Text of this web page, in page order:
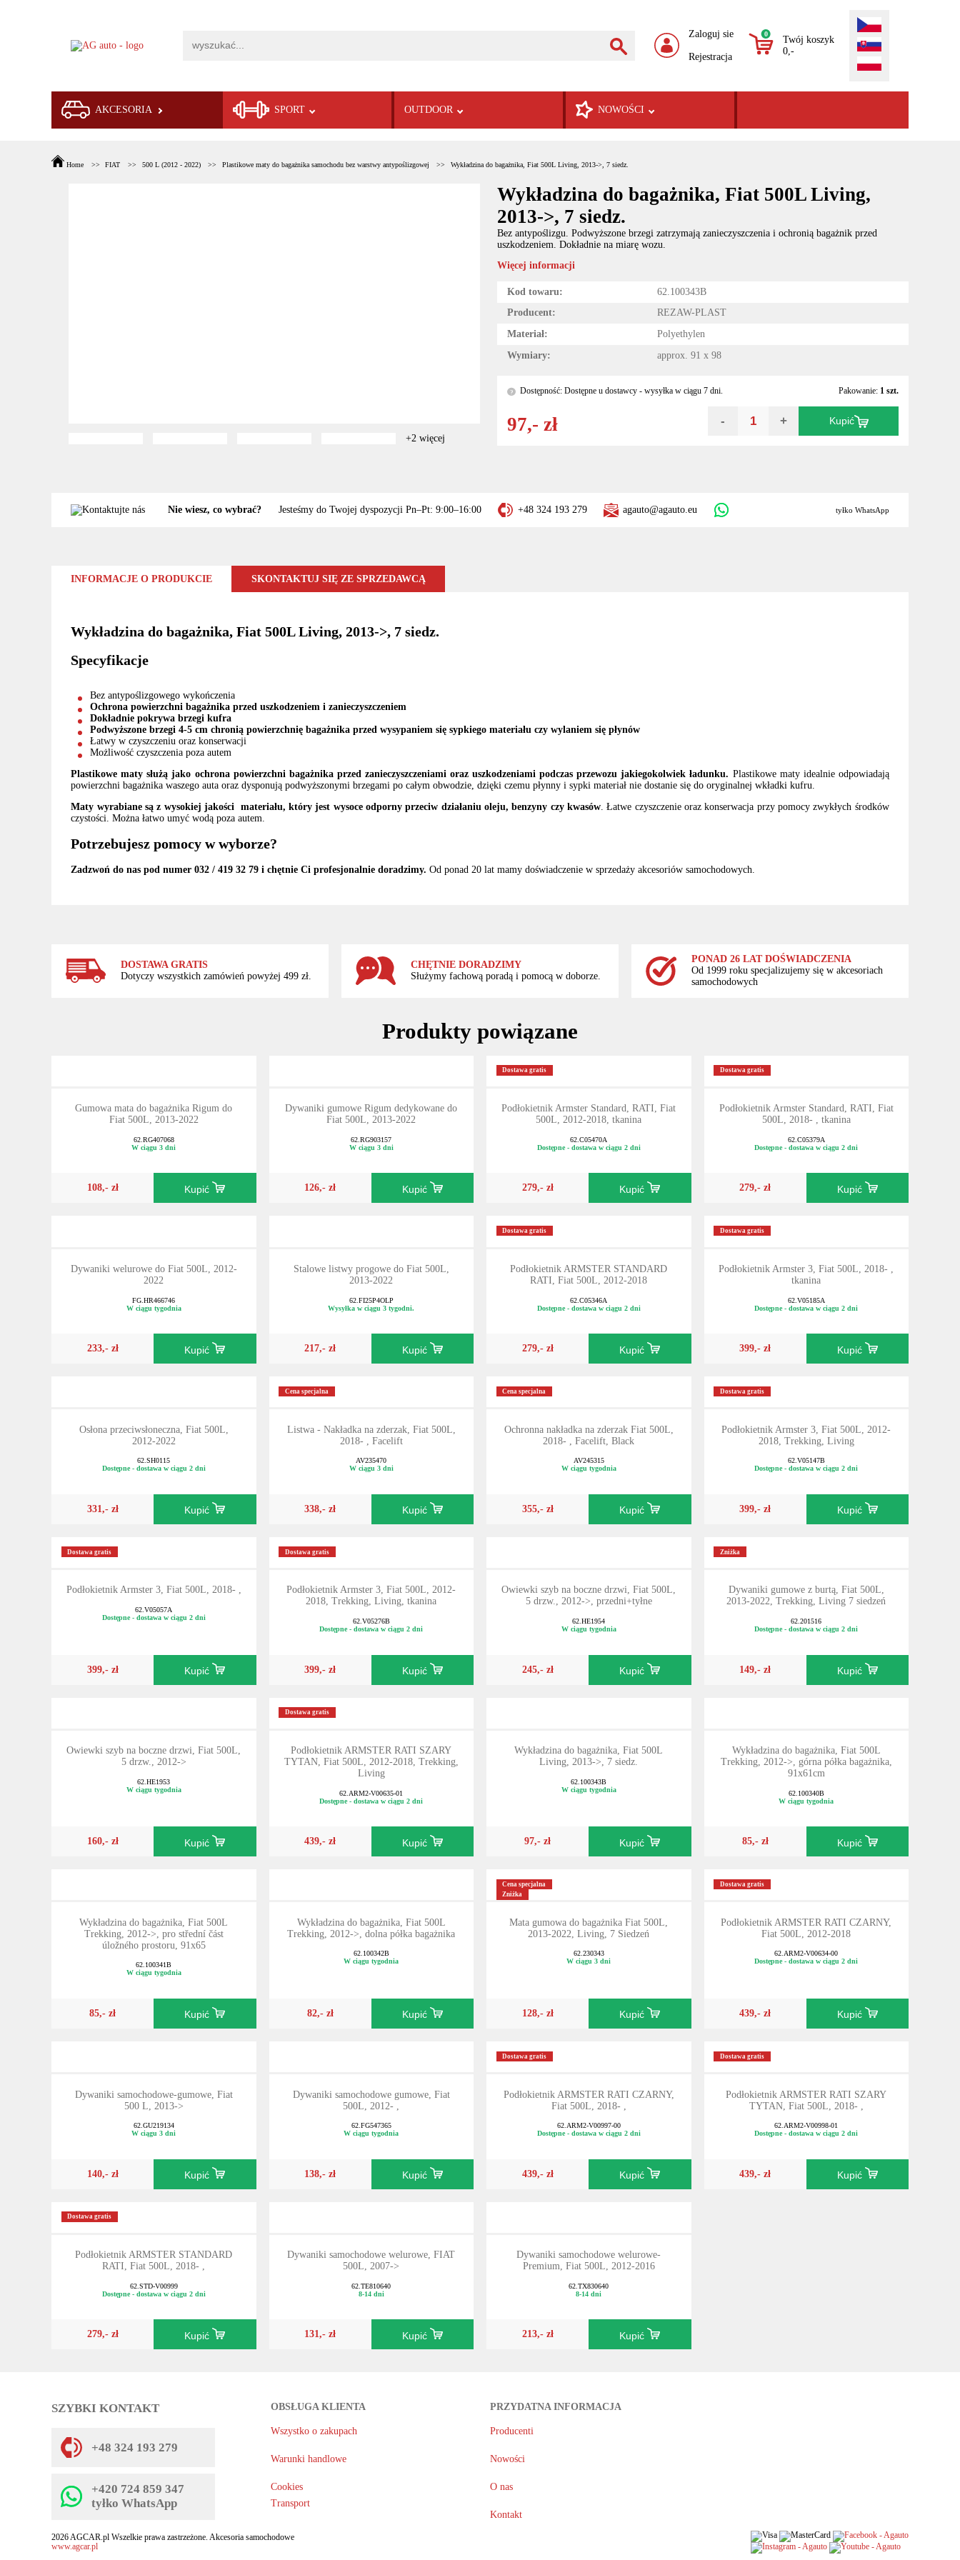
Zaloguj sie
Rejestracja
0
Twój koszyk
0,-
AKCESORIA SPORT OUTDOOR NOWOŚCI
Home FIAT 500 L (2012 - 2022) Plastikowe maty do bagażnika samochodu bez warstwy antypoślizgowej Wykładzina do bagażnika, Fiat 500L Living, 2013->, 7 siedz.
+2 więcej
Wykładzina do bagażnika, Fiat 500L Living,
2013->, 7 siedz.
Bez antypoślizgu. Podwyższone brzegi zatrzymają zanieczyszczenia i ochronią bagażnik przed
uszkodzeniem. Dokładnie na miarę wozu.
Więcej informacji
Kod towaru:
62.100343B
Producent:
REZAW-PLAST
Materiał:
Polyethylen
Wymiary:
approx. 91 x 98
? Dostępność: Dostępne u dostawcy - wysyłka w ciągu 7 dni. Pakowanie: 1 szt.
97,- zł - + Kupić
Nie wiesz, co wybrać? Jesteśmy do Twojej dyspozycji Pn–Pt: 9:00–16:00 +48 324 193 279 agauto@agauto.eu tyłko WhatsApp
INFORMACJE O PRODUKCIE SKONTAKTUJ SIĘ ZE SPRZEDAWCĄ
Wykładzina do bagażnika, Fiat 500L Living, 2013->, 7 siedz.
Specyfikacje
Bez antypoślizgowego wykończenia
Ochrona powierzchni bagażnika przed uszkodzeniem i zanieczyszczeniem
Dokładnie pokrywa brzegi kufra
Podwyższone brzegi 4-5 cm chronią powierzchnię bagażnika przed wysypaniem się sypkiego materiału czy wylaniem się płynów
Łatwy w czyszczeniu oraz konserwacji
Możliwość czyszczenia poza autem
Plastikowe maty służą jako ochrona powierzchni bagażnika przed zanieczyszczeniami oraz uszkodzeniami podczas przewozu jakiegokolwiek ładunku. Plastikowe maty idealnie odpowiadają
powierzchni bagażnika waszego auta oraz dysponują podwyższonymi brzegami po całym obwodzie, dzięki czemu płynny i sypki materiał nie dostanie się do oryginalnej wkładki kufru.
Maty wyrabiane są z wysokiej jakości materiału, który jest wysoce odporny przeciw działaniu oleju, benzyny czy kwasów . Łatwe czyszczenie oraz konserwacja przy pomocy zwykłych środków
czystości. Można łatwo umyć wodą poza autem.
Potrzebujesz pomocy w wyborze?
Zadzwoń do nas pod numer 032 / 419 32 79 i chętnie Ci profesjonalnie doradzimy. Od ponad 20 lat mamy doświadczenie w sprzedaży akcesoriów samochodowych.
DOSTAWA GRATIS
Dotyczy wszystkich zamówień powyżej 499 zł.
CHĘTNIE DORADZIMY
Służymy fachową poradą i pomocą w doborze.
PONAD 26 LAT DOŚWIADCZENIA
Od 1999 roku specjalizujemy się w akcesoriach
samochodowych
Produkty powiązane
Gumowa mata do bagażnika Rigum do
Fiat 500L, 2013-2022
62.RG407068
W ciągu 3 dni
108,- zł Kupić
Dywaniki gumowe Rigum dedykowane do
Fiat 500L, 2013-2022
62.RG903157
W ciągu 3 dni
126,- zł Kupić
Dostawa gratis
Podłokietnik Armster Standard, RATI, Fiat
500L, 2012-2018, tkanina
62.C05470A
Dostępne - dostawa w ciągu 2 dni
279,- zł Kupić
Dostawa gratis
Podłokietnik Armster Standard, RATI, Fiat
500L, 2018- , tkanina
62.C05379A
Dostępne - dostawa w ciągu 2 dni
279,- zł Kupić
Dywaniki welurowe do Fiat 500L, 2012-
2022
FG.HR466746
W ciągu tygodnia
233,- zł Kupić
Stalowe listwy progowe do Fiat 500L,
2013-2022
62.FI25P4OLP
Wysyłka w ciągu 3 tygodni.
217,- zł Kupić
Dostawa gratis
Podłokietnik ARMSTER STANDARD
RATI, Fiat 500L, 2012-2018
62.C05346A
Dostępne - dostawa w ciągu 2 dni
279,- zł Kupić
Dostawa gratis
Podłokietnik Armster 3, Fiat 500L, 2018- ,
tkanina
62.V05185A
Dostępne - dostawa w ciągu 2 dni
399,- zł Kupić
Osłona przeciwsłoneczna, Fiat 500L,
2012-2022
62.SH0115
Dostępne - dostawa w ciągu 2 dni
331,- zł Kupić
Cena specjalna
Listwa - Nakładka na zderzak, Fiat 500L,
2018- , Facelift
AV235470
W ciągu 3 dni
338,- zł Kupić
Cena specjalna
Ochronna nakładka na zderzak Fiat 500L,
2018- , Facelift, Black
AV245315
W ciągu tygodnia
355,- zł Kupić
Dostawa gratis
Podłokietnik Armster 3, Fiat 500L, 2012-
2018, Trekking, Living
62.V05147B
Dostępne - dostawa w ciągu 2 dni
399,- zł Kupić
Dostawa gratis
Podłokietnik Armster 3, Fiat 500L, 2018- ,
62.V05057A
Dostępne - dostawa w ciągu 2 dni
399,- zł Kupić
Dostawa gratis
Podłokietnik Armster 3, Fiat 500L, 2012-
2018, Trekking, Living, tkanina
62.V05276B
Dostępne - dostawa w ciągu 2 dni
399,- zł Kupić
Owiewki szyb na boczne drzwi, Fiat 500L,
5 drzw., 2012->, przedni+tyłne
62.HE1954
W ciągu tygodnia
245,- zł Kupić
Zniżka
Dywaniki gumowe z burtą, Fiat 500L,
2013-2022, Trekking, Living 7 siedzeń
62.201516
Dostępne - dostawa w ciągu 2 dni
149,- zł Kupić
Owiewki szyb na boczne drzwi, Fiat 500L,
5 drzw., 2012->
62.HE1953
W ciągu tygodnia
160,- zł Kupić
Dostawa gratis
Podłokietnik ARMSTER RATI SZARY
TYTAN, Fiat 500L, 2012-2018, Trekking,
Living
62.ARM2-V00635-01
Dostępne - dostawa w ciągu 2 dni
439,- zł Kupić
Wykładzina do bagażnika, Fiat 500L
Living, 2013->, 7 siedz.
62.100343B
W ciągu tygodnia
97,- zł Kupić
Wykładzina do bagażnika, Fiat 500L
Trekking, 2012->, górna półka bagażnika,
91x61cm
62.100340B
W ciągu tygodnia
85,- zł Kupić
Wykładzina do bagażnika, Fiat 500L
Trekking, 2012->, pro střední část
úložného prostoru, 91x65
62.100341B
W ciągu tygodnia
85,- zł Kupić
Wykładzina do bagażnika, Fiat 500L
Trekking, 2012->, dolna półka bagażnika
62.100342B
W ciągu tygodnia
82,- zł Kupić
Cena specjalna
Zniżka
Mata gumowa do bagażnika Fiat 500L,
2013-2022, Living, 7 Siedzeń
62.230343
W ciągu 3 dni
128,- zł Kupić
Dostawa gratis
Podłokietnik ARMSTER RATI CZARNY,
Fiat 500L, 2012-2018
62.ARM2-V00634-00
Dostępne - dostawa w ciągu 2 dni
439,- zł Kupić
Dywaniki samochodowe-gumowe, Fiat
500 L, 2013->
62.GU219134
W ciągu 3 dni
140,- zł Kupić
Dywaniki samochodowe gumowe, Fiat
500L, 2012- ,
62.FG547365
W ciągu tygodnia
138,- zł Kupić
Dostawa gratis
Podłokietnik ARMSTER RATI CZARNY,
Fiat 500L, 2018- ,
62.ARM2-V00997-00
Dostępne - dostawa w ciągu 2 dni
439,- zł Kupić
Dostawa gratis
Podłokietnik ARMSTER RATI SZARY
TYTAN, Fiat 500L, 2018- ,
62.ARM2-V00998-01
Dostępne - dostawa w ciągu 2 dni
439,- zł Kupić
Dostawa gratis
Podłokietnik ARMSTER STANDARD
RATI, Fiat 500L, 2018- ,
62.STD-V00999
Dostępne - dostawa w ciągu 2 dni
279,- zł Kupić
Dywaniki samochodowe welurowe, FIAT
500L, 2007->
62.TE810640
8-14 dni
131,- zł Kupić
Dywaniki samochodowe welurowe-
Premium, Fiat 500L, 2012-2016
62.TX830640
8-14 dni
213,- zł Kupić
SZYBKI KONTAKT
+48 324 193 279
+420 724 859 347
tyłko WhatsApp
OBSŁUGA KLIENTA
Wszystko o zakupach
Warunki handlowe
Cookies
Transport
PRZYDATNA INFORMACJA
Producenti
Nowości
O nas
Kontakt
2026 AGCAR.pl Wszelkie prawa zastrzeżone. Akcesoria samochodowe
www.agcar.pl